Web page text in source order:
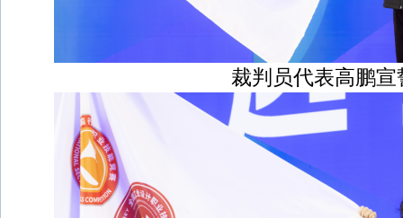
裁判员代表高鹏宣